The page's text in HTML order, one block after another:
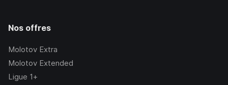
Nos offres
Molotov Extra
Molotov Extended
Ligue 1+